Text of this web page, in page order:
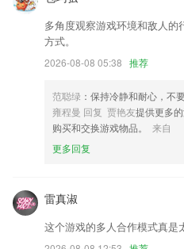
优化投票功能，增加验证；
【部门管理】
修复圈子的已知BUG
语音评论：你发声，我记录
联系我们
以上就是ky18棋牌的介绍，如果您
行打分评论，说出您的使用经历，以
多角度观察游戏环境和敌人
方式。
2026-08-08 05:38 推荐
范聪绿 ：保持冷静和耐心，不
雍程曼 回复 贾艳友提供更多
购买和交换游戏物品。
来自
更多回复
雷真淑
这个游戏的多人合作模式真是